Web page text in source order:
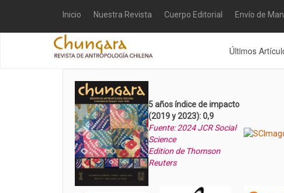
Inicio Nuestra Revista Cuerpo Editorial Envío de
Últimos
5 años índice de impacto
(2019 y 2023): 0,9
Fuente: 2024 JCR Social
Science
Edition de Thomson
Reuters